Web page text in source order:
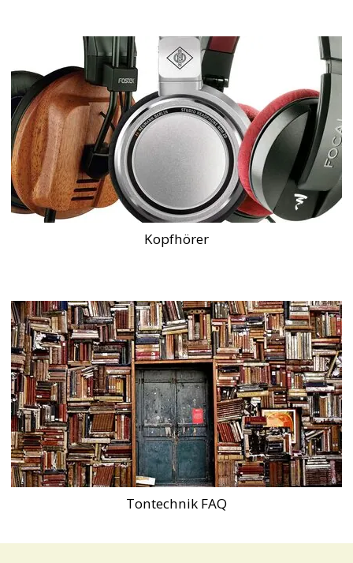
Kopfhörer
Tontechnik FAQ